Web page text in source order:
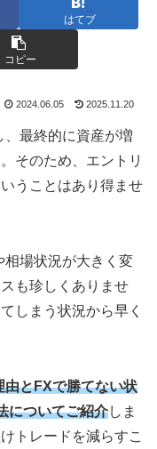
はてブ
コピー
2024.06.05 2025.11.20
最終的に資産が増
そのため、エントリ
うことはあり得ませ
相場状況が大きく変
も珍しくありませ
しまう状況から早く
とFXで勝てない状
についてご紹介しま
トレードを減らすこ